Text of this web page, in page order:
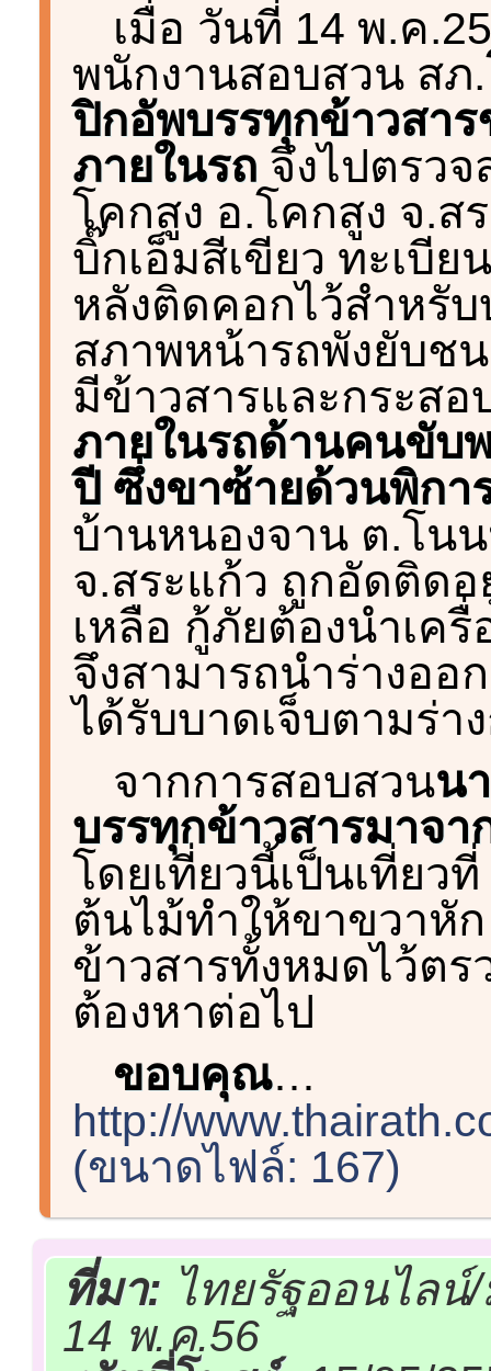
เมื่อ วันที่ 14 พ.ค
พนักงานสอบสวน สภ
ปิกอัพบรรทุกข้าวสา
ภายในรถ จึงไปตรว
โคกสูง อ.โคกสูง จ.ส
บิ๊กเอ็มสีเขียว ทะเบีย
หลังติดคอกไว้สำหรั
สภาพหน้ารถพังยับช
มีข้าวสารและกระสอ
ภายในรถด้านคนขับ
ปี ซึ่งขาซ้ายด้วนพิกา
บ้านหนองจาน ต.โน
จ.สระแก้ว ถูกอัดติด
เหลือ กู้ภัยต้องนำเค
จึงสามารถนำร่างอ
ได้รับบาดเจ็บตามร่า
จากการสอบสวนน
บรรทุกข้าวสารมาจ
โดยเที่ยวนี้เป็นเที่ยว
ต้นไม้ทำให้ขาขวาหั
ข้าวสารทั้งหมดไว้ต
ต้องหาต่อไป
ขอบคุณ…
http://
(ขนาดไฟล์: 167)
ที่มา: ไทยรัฐออนไล
14 พ.ค.56